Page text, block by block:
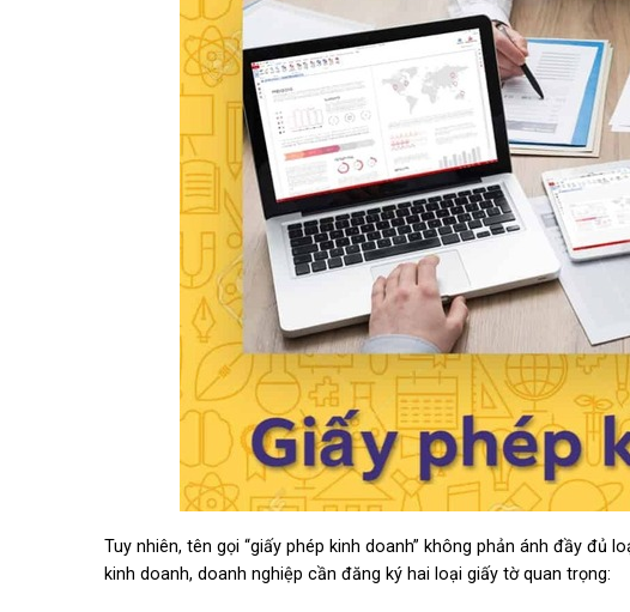
Tuy nhiên, tên gọi “giấy phép kinh doanh” không phản ánh đầy đủ
kinh doanh, doanh nghiệp cần đăng ký hai loại giấy tờ quan trọng: